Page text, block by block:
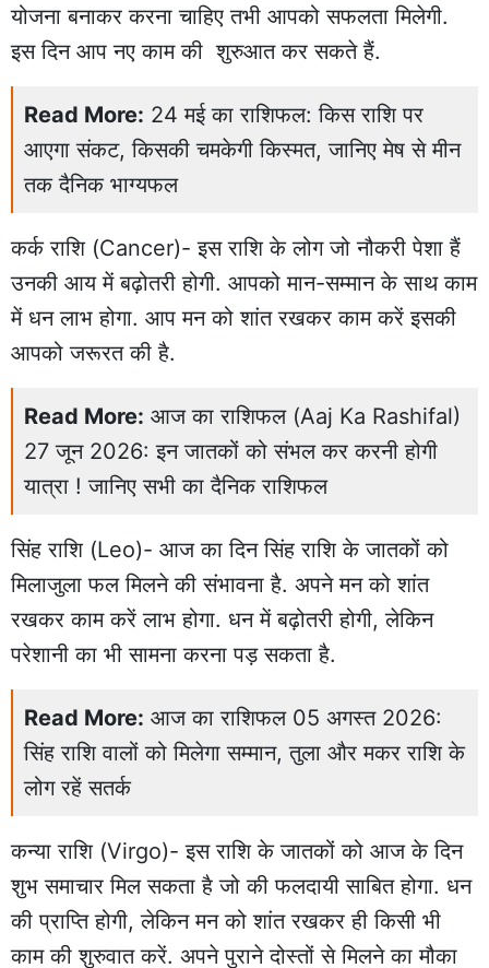
योजना बनाकर करना चाहिए तभी आपको सफलता मिलेगी.
इस दिन आप नए काम की शुरुआत कर सकते हैं.
Read More: 24 मई का राशिफल: किस राशि पर
आएगा संकट, किसकी चमकेगी किस्मत, जानिए मेष से मीन
तक दैनिक भाग्यफल
कर्क राशि (Cancer)- इस राशि के लोग जो नौकरी पेशा हैं
उनकी आय में बढ़ोतरी होगी. आपको मान-सम्मान के साथ काम
में धन लाभ होगा. आप मन को शांत रखकर काम करें इसकी
आपको जरूरत की है.
Read More: आज का राशिफल (Aaj Ka Rashifal)
27 जून 2026: इन जातकों को संभल कर करनी होगी
यात्रा ! जानिए सभी का दैनिक राशिफल
सिंह राशि (Leo)- आज का दिन सिंह राशि के जातकों को
मिलाजुला फल मिलने की संभावना है. अपने मन को शांत
रखकर काम करें लाभ होगा. धन में बढ़ोतरी होगी, लेकिन
परेशानी का भी सामना करना पड़ सकता है.
Read More: आज का राशिफल 05 अगस्त 2026:
सिंह राशि वालों को मिलेगा सम्मान, तुला और मकर राशि के
लोग रहें सतर्क
कन्या राशि (Virgo)- इस राशि के जातकों को आज के दिन
शुभ समाचार मिल सकता है जो की फलदायी साबित होगा. धन
की प्राप्ति होगी, लेकिन मन को शांत रखकर ही किसी भी
काम की शुरुवात करें. अपने पुराने दोस्तों से मिलने का मौका